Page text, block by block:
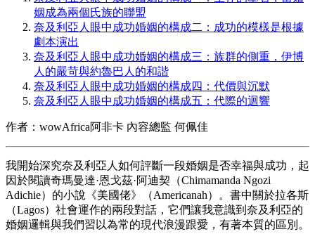
姻成為兩個氏族的聯盟
奈及利亞人眼中成功婚姻的構成二：成功的模樣是根據
劇本演出
奈及利亞人眼中成功婚姻的構成三：族群的側重，伊博
人的嚴苛與約魯巴人的和諧
奈及利亞人眼中成功婚姻的構成四：代價與沉默
奈及利亞人眼中成功婚姻的構成五：代際的迴響
作者：wowAfrica阿非卡 內容總監 何佩佳
我開始深究奈及利亞人如何評斷一段婚姻是否幸福與成功，起
因於閱讀奇瑪曼達·恩戈茲·阿迪契（Chimamanda Ngozi
Adichie）的小說《美國佬》（Americanah）。書中關於拉各斯
（Lagos）社會運作的兩段對話，它們讓我意識到奈及利亞的
婚姻邏輯與我們習以為常的現代浪漫跟愛，有著本質的區別。